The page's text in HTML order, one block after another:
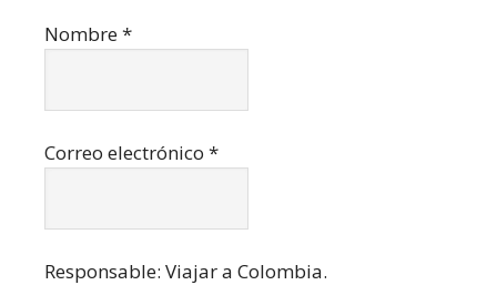
Nombre*
Correo electrónico *
Responsable: Viajar a Colombia.